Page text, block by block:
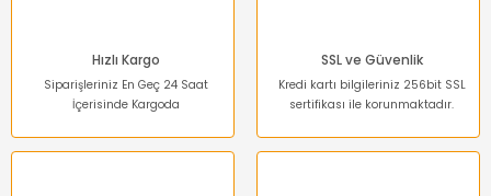
Gönder
Hızlı Kargo
Siparişleriniz En Geç 24 Saat
İçerisinde Kargoda
SSL ve Güvenlik
Kredi kartı bilgileriniz 256bit SSL
sertifikası ile korunmaktadır.